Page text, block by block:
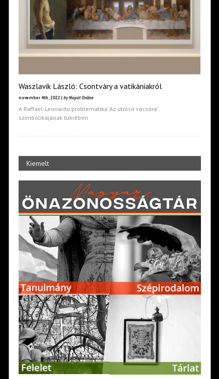
Waszlavik László: Csontváry a vatikániakról
november 4th, 2022 | by Napút Online
A Raffael-Leonardo problematika 'Az utolsó vacsora'
szimbolikájának tükrében
Kiemelt